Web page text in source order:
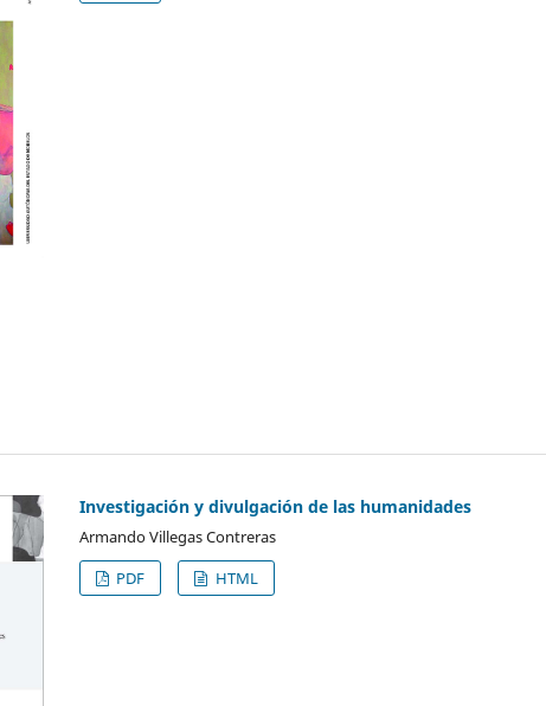
Investigación y divulgación de las humanidades
Armando Villegas Contreras
PDF
HTML